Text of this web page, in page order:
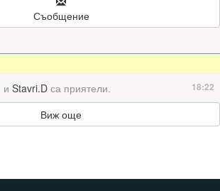
Съобщение
и Stavri.D са приятели. 18:22
Виж още